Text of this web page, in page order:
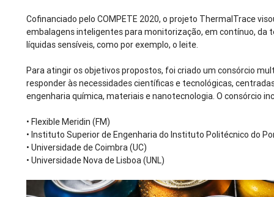
Cofinanciado pelo COMPETE 2020, o projeto ThermalTrace
embalagens inteligentes para monitorização, em contínuo, da
líquidas sensíveis, como por exemplo, o leite.
Para atingir os objetivos propostos, foi criado um consórcio
responder às necessidades científicas e tecnológicas,
engenharia química, materiais e nanotecnologia. O consórcio
• Flexible Meridin (FM)
• Instituto Superior de Engenharia do Instituto Politécnico do
• Universidade de Coimbra (UC)
• Universidade Nova de Lisboa (UNL)